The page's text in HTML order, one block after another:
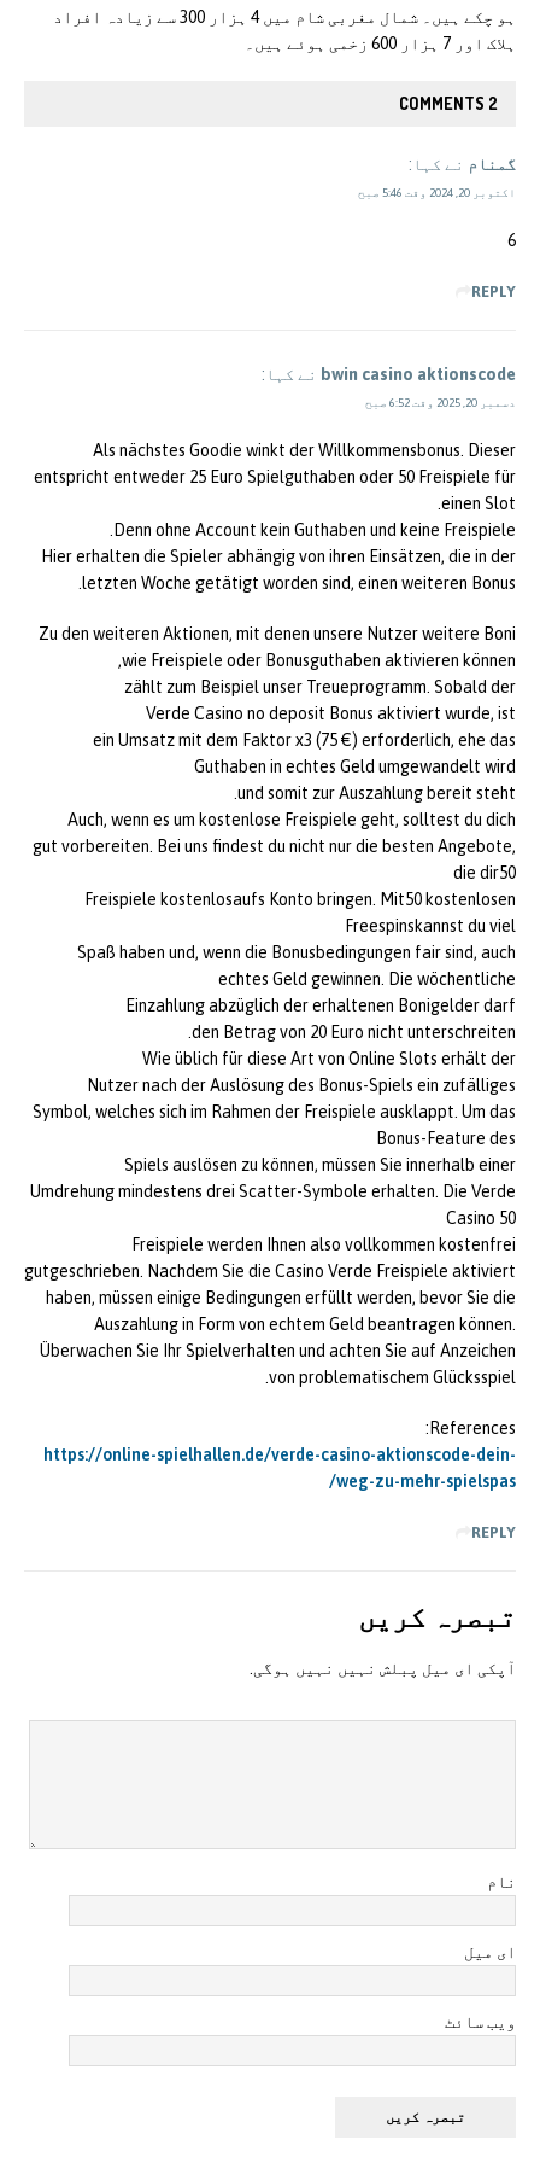
ہو چکے ہیں۔ شمال مغربی شام میں 4 ہزار 300 سے زیادہ افراد
ہلاک اور 7 ہزار 600 زخمی ہوئے ہیں۔
2 COMMENTS
گمنام نے کہا:
اکتوبر 20, 2024 وقت 5:46 صبح
6
REPLY
bwin casino aktionscode نے کہا:
دسمبر 20, 2025 وقت 6:52 صبح
Als nächstes Goodie winkt der Willkommensbonus. Dieser
entspricht entweder 25 Euro Spielguthaben oder 50 Freispiele für
einen Slot.
Denn ohne Account kein Guthaben und keine Freispiele.
Hier erhalten die Spieler abhängig von ihren Einsätzen, die in der
letzten Woche getätigt worden sind, einen weiteren Bonus.
Zu den weiteren Aktionen, mit denen unsere Nutzer weitere Boni
wie Freispiele oder Bonusguthaben aktivieren können,
zählt zum Beispiel unser Treueprogramm. Sobald der
Verde Casino no deposit Bonus aktiviert wurde, ist
ein Umsatz mit dem Faktor x3 (75 €) erforderlich, ehe das
Guthaben in echtes Geld umgewandelt wird
und somit zur Auszahlung bereit steht.
Auch, wenn es um kostenlose Freispiele geht, solltest du dich
gut vorbereiten. Bei uns findest du nicht nur die besten Angebote,
die dir50
Freispiele kostenlosaufs Konto bringen. Mit50 kostenlosen
Freespinskannst du viel
Spaß haben und, wenn die Bonusbedingungen fair sind, auch
echtes Geld gewinnen. Die wöchentliche
Einzahlung abzüglich der erhaltenen Bonigelder darf
den Betrag von 20 Euro nicht unterschreiten.
Wie üblich für diese Art von Online Slots erhält der
Nutzer nach der Auslösung des Bonus-Spiels ein zufälliges
Symbol, welches sich im Rahmen der Freispiele ausklappt. Um das
Bonus-Feature des
Spiels auslösen zu können, müssen Sie innerhalb einer
Umdrehung mindestens drei Scatter-Symbole erhalten. Die Verde
Casino 50
Freispiele werden Ihnen also vollkommen kostenfrei
gutgeschrieben. Nachdem Sie die Casino Verde Freispiele aktiviert
haben, müssen einige Bedingungen erfüllt werden, bevor Sie die
Auszahlung in Form von echtem Geld beantragen können.
Überwachen Sie Ihr Spielverhalten und achten Sie auf Anzeichen
von problematischem Glücksspiel.
References:
https://online-spielhallen.de/verde-casino-aktionscode-dein-
weg-zu-mehr-spielspas/
REPLY
تبصرہ کريں
آپکی ای ميل پبلش نہيں نہيں ہوگی.
نام
ای میل
ویب سائٹ